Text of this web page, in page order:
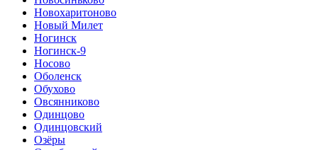
Новохаритоново
Новый Милет
Ногинск
Ногинск-9
Носово
Оболенск
Обухово
Овсянниково
Одинцово
Одинцовский
Озёры